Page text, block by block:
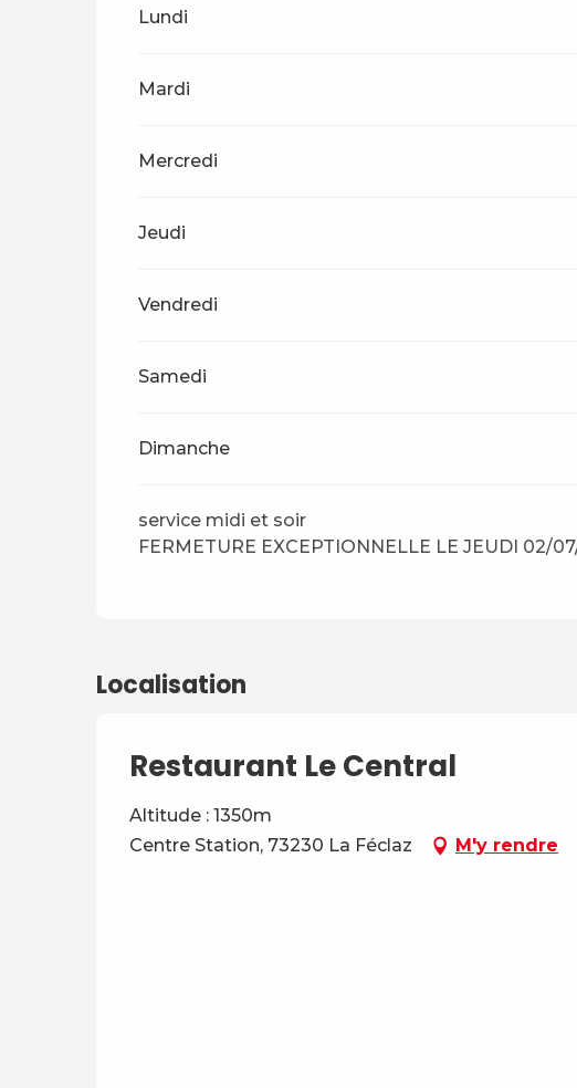
Du26 juin 2026
Lundi
Mardi
Mercredi
Jeudi
Vendredi
Samedi
Dimanche
service midi et soir
FERMETURE EXCEPTIONNELLE LE JEUDI 02/
Localisation
Restaurant Le Central
Altitude : 1350m
Centre Station, 73230 La Féclaz
M'y rendre